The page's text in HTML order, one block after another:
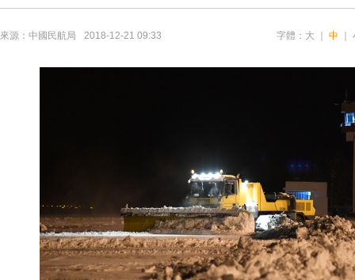
來源：中國民航局 2018-12-21 09:33 字體： 大 中
开